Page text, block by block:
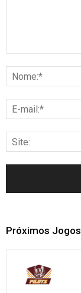
Próximos Jogos